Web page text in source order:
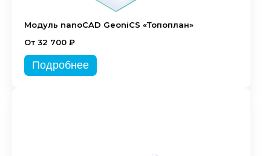
Модуль nanoCAD GeoniCS «Топоплан»
От 32 700 ₽
Подробнее